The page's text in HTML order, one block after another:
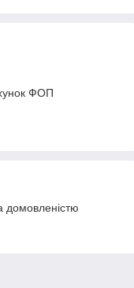
ФОП
домовленістю